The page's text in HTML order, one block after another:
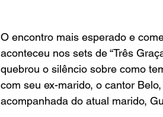
O encontro mais esperado e
aconteceu nos sets de “Três
quebrou o silêncio sobre como
com seu ex-marido, o cantor
acompanhada do atual marido,